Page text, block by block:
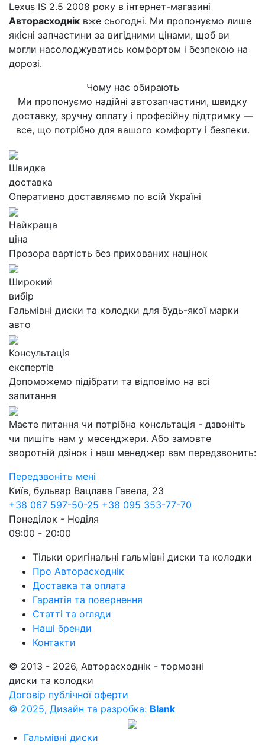
Lexus IS 2.5 2008 року в інтернет-магазині
Авторасходнік вже сьогодні. Ми пропонуємо лише
якісні запчастини за вигідними цінами, щоб ви
могли насолоджуватись комфортом і безпекою на
дорозі.
Чому нас обирають
Ми пропонуємо надійні автозапчастини, швидку
доставку, зручну оплату і професійну підтримку —
все, що потрібно для вашого комфорту і безпеки.
Швидка
доставка
Оперативно доставляємо по всій Україні
Найкраща
ціна
Прозора вартість без прихованих націнок
Широкий
вибір
Гальмівні диски та колодки для будь-якої марки
авто
Консультація
експертів
Допоможемо підібрати та відповімо на всі
запитання
Маєте питання чи потрібна консльтація - дзвоніть
чи пишіть нам у месенджери. Або замовте
зворотній дзінок і наш менеджер вам передзвонить:
Передзвоніть мені
Київ, бульвар Вацлава Гавела, 23
+38 067 597-50-25 +38 095 353-77-70
Понеділок - Неділя
09:00 - 20:00
Тільки оригінальні гальмівні диски та колодки
Про Авторасходнік
Доставка та оплата
Гарантія та повернення
Статті та огляди
Наші бренди
Контакти
© 2013 - 2026, Авторасходнік - тормозні
диски та колодки
Договір публічної оферти
© 2025, Дизайн та разробка: Blank
Гальмівні диски